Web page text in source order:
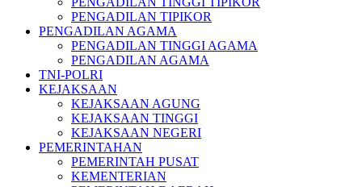
PENGADILAN TIPIKOR
PENGADILAN AGAMA
PENGADILAN TINGGI AGAMA
PENGADILAN AGAMA
TNI-POLRI
KEJAKSAAN
KEJAKSAAN AGUNG
KEJAKSAAN TINGGI
KEJAKSAAN NEGERI
PEMERINTAHAN
PEMERINTAH PUSAT
KEMENTERIAN